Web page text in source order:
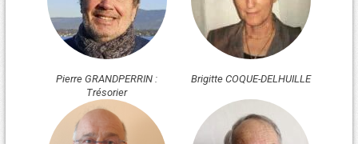
Pierre GRANDPERRIN :
Trésorier
Brigitte COQUE-DELHUILLE